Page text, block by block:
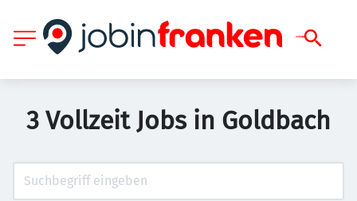
3 Vollzeit Jobs in Goldbach